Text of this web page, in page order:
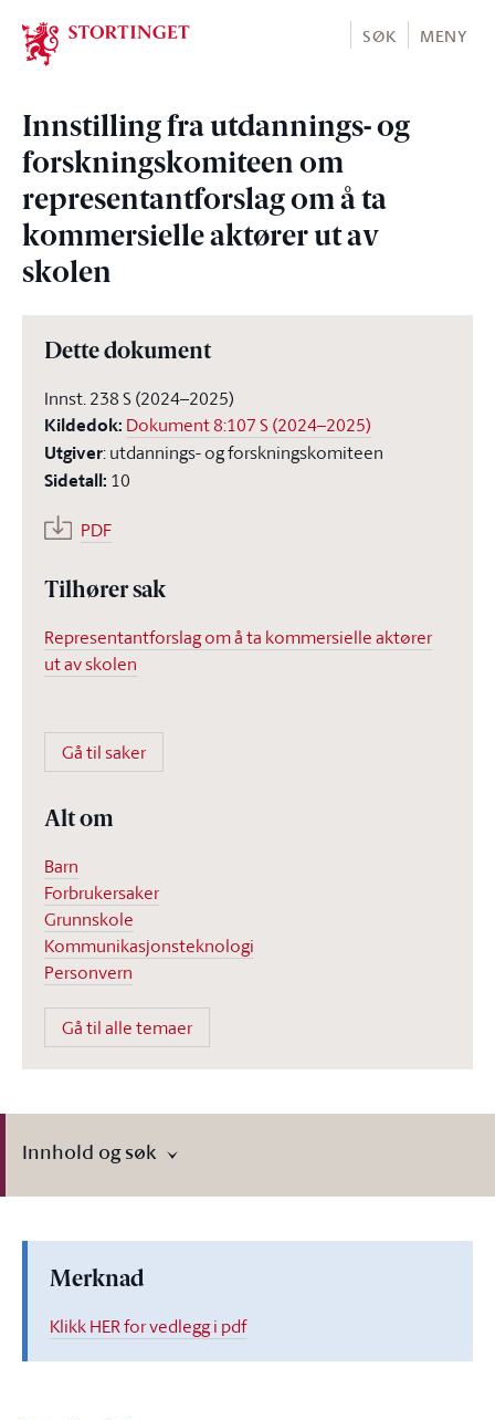
Stortinget.no
SØK MENY
Innstilling fra utdannings- og
forskningskomiteen om
representantforslag om å ta
kommersielle aktører ut av
skolen
Dette dokument
Innst. 238 S (2024–2025)
Kildedok: Dokument 8:107 S (2024–2025)
Utgiver:utdannings- og forskningskomiteen
Sidetall: 10
PDF
Tilhører sak
Representantforslag om å ta kommersielle aktører
ut av skolen
Gå til saker
Alt om
Barn
Forbrukersaker
Grunnskole
Kommunikasjonsteknologi
Personvern
Gå til alle temaer
Innhold og søk
Merknad
Klikk HER for vedlegg i pdf